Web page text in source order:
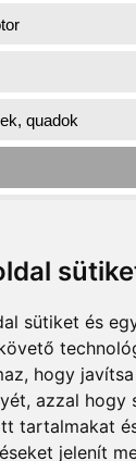
sütiket és
hogy
azzal hogy
tartalmakat
jelenít
quadok